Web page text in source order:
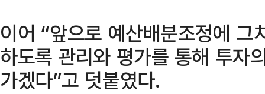
이어 “앞으로 예산배분조정에
하도록 관리와 평가를 통해 투자
가겠다”고 덧붙였다.